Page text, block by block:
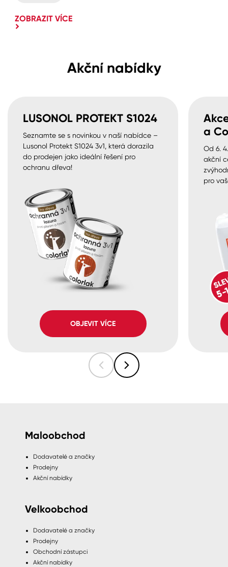
ZOBRAZIT VÍCE
Akční nabídky
LUSONOL PROTEKT S1024
Seznamte se s novinkou v naší nabídce –
Lusonol Protekt S1024 3v1, která dorazila
do prodejen jako ideální řešení pro
ochranu dřeva!
OBJEVIT VÍCE
a
Od 6.
akční
pro
Maloobchod
Dodavatelé a značky
Prodejny
Akční nabídky
Velkoobchod
Dodavatelé a značky
Prodejny
Obchodní zástupci
Akční nabídky